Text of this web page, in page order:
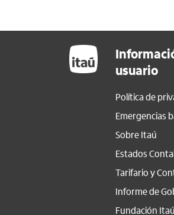
usuario
Política de
Emergencias
Sobre Itaú
Estados
Tarifario y
Informe de
Fundación Itaú